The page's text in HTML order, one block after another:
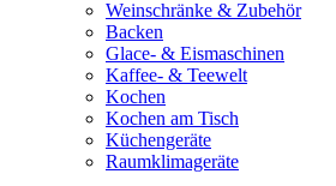
Weinschränke & Zubehör
Backen
Glace- & Eismaschinen
Kaffee- & Teewelt
Kochen
Kochen am Tisch
Küchengeräte
Raumklimageräte